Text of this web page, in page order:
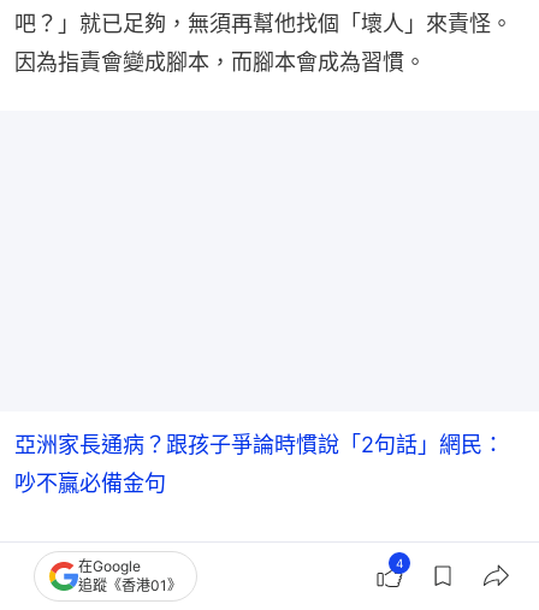
吧？」就已足夠，無須再幫他找個「壞人」來責怪。
因為指責會變成腳本，而腳本會成為習慣。
亞洲家長通病？跟孩子爭論時慣說「2句話」網民：
吵不贏必備金句
二、「把你丟掉喔！」
在Google
追蹤《香港01》
4